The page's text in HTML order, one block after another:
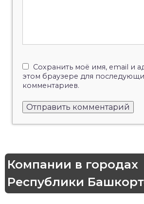
Сохранить моё имя, email и
этом браузере для
комментариев.
Компании в городах
Республики